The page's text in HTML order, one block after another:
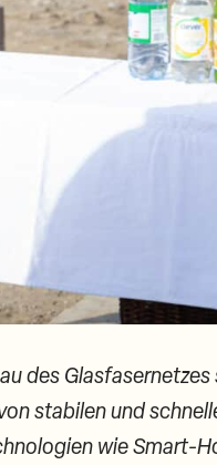
des Glasfasernetzes
stabilen und
wie Smart-